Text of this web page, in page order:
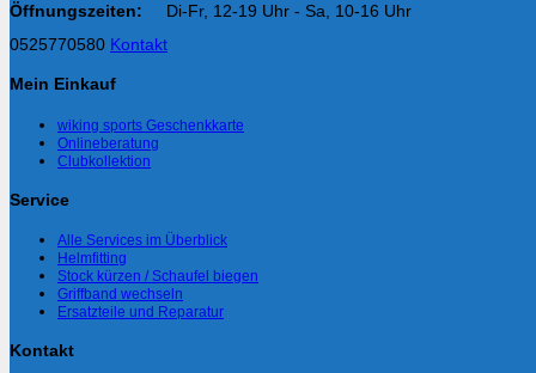
Öffnungszeiten:
Di-Fr, 12-19 Uhr - Sa, 10-16 Uhr
0525770580 Kontakt
Mein Einkauf
wiking sports Geschenkkarte
Onlineberatung
Clubkollektion
Service
Alle Services im Überblick
Helmfitting
Stock kürzen / Schaufel biegen
Griffband wechseln
Ersatzteile und Reparatur
Kontakt